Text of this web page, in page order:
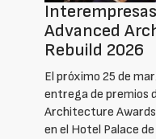
Advanced
Rebuild 2026
El próximo 25 de
entrega de premios
Architecture
en el Hotel Palace